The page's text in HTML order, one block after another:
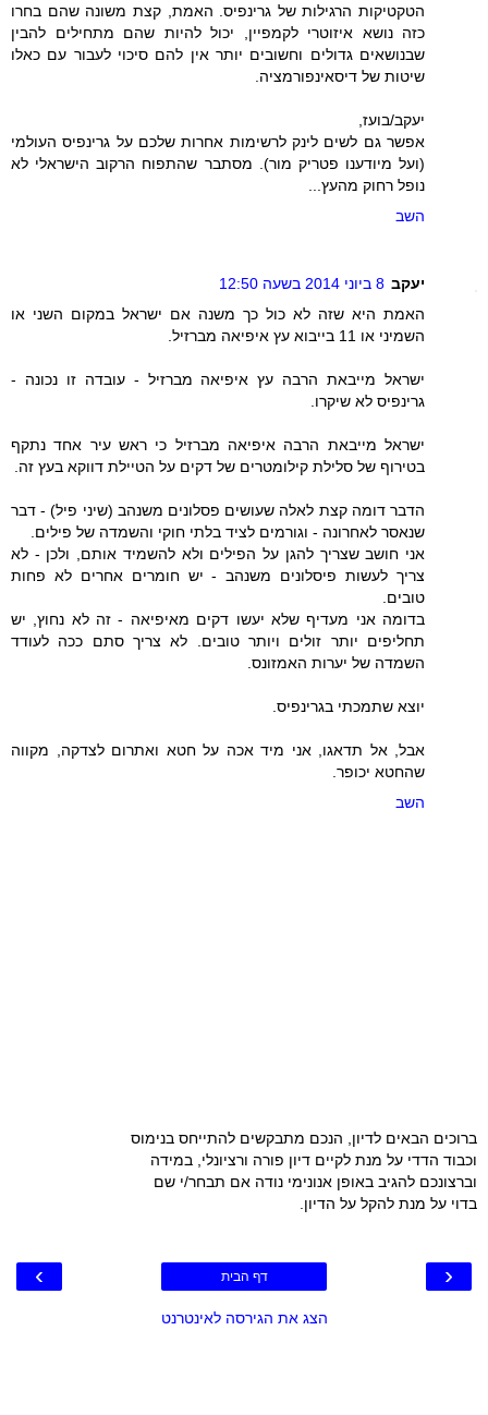
הטקטיקות הרגילות של גרינפיס. האמת, קצת משונה שהם בחרו
כזה נושא איזוטרי לקמפיין, יכול להיות שהם מתחילים להבין
שבנושאים גדולים וחשובים יותר אין להם סיכוי לעבור עם כאלו
שיטות של דיסאינפורמציה.
יעקב/בועז,
אפשר גם לשים לינק לרשימות אחרות שלכם על גרינפיס העולמי
(ועל מיודענו פטריק מור). מסתבר שהתפוח הרקוב הישראלי לא
נופל רחוק מהעץ...
השב
יעקב 8 ביוני 2014 בשעה 12:50
האמת היא שזה לא כול כך משנה אם ישראל במקום השני או
השמיני או 11 בייבוא עץ איפיאה מברזיל.
ישראל מייבאת הרבה עץ איפיאה מברזיל - עובדה זו נכונה -
גרינפיס לא שיקרו.
ישראל מייבאת הרבה איפיאה מברזיל כי ראש עיר אחד נתקף
בטירוף של סלילת קילומטרים של דקים על הטיילת דווקא בעץ זה.
הדבר דומה קצת לאלה שעושים פסלונים משנהב (שיני פיל) - דבר
שנאסר לאחרונה - וגורמים לציד בלתי חוקי והשמדה של פילים.
אני חושב שצריך להגן על הפילים ולא להשמיד אותם, ולכן - לא
צריך לעשות פיסלונים משנהב - יש חומרים אחרים לא פחות
טובים.
בדומה אני מעדיף שלא יעשו דקים מאיפיאה - זה לא נחוץ, יש
תחליפים יותר זולים ויותר טובים. לא צריך סתם ככה לעודד
השמדה של יערות האמזונס.
יוצא שתמכתי בגרינפיס.
אבל, אל תדאגו, אני מיד אכה על חטא ואתרום לצדקה, מקווה
שהחטא יכופר.
השב
ברוכים הבאים לדיון, הנכם מתבקשים להתייחס בנימוס
וכבוד הדדי על מנת לקיים דיון פורה ורציונלי, במידה
וברצונכם להגיב באופן אנונימי נודה אם תבחר/י שם
בדוי על מנת להקל על הדיון.
‹
› דף הבית
הצג את הגירסה לאינטרנט